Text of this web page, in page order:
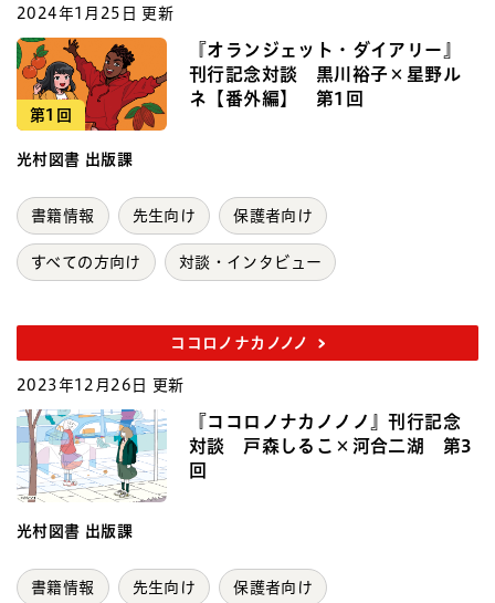
2024年1月25日 更新
第1回
『オランジェット・ダイアリー』
刊行記念対談 黒川裕子×星野ル
ネ【番外編】 第1回
光村図書 出版課
書籍情報 先生向け 保護者向け
すべての方向け 対談・インタビュー
ココロノナカノノノ
2023年12月26日 更新
『ココロノナカノノノ』刊行記念
対談 戸森しるこ×河合二湖 第3
回
光村図書 出版課
書籍情報 先生向け 保護者向け